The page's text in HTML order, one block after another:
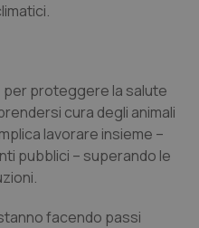
per proteggere la salute
cura degli animali
lavorare insieme –
pubblici – superando le
facendo passi